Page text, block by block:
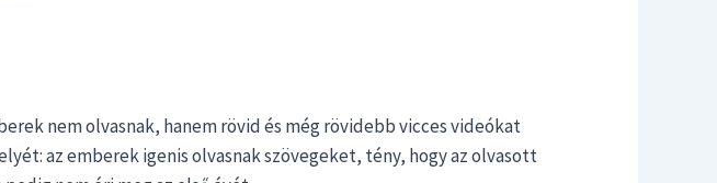
nem olvasnak, hanem rövid és még rövidebb vicces videókat
az emberek igenis olvasnak szövegeket, tény, hogy az olvasott